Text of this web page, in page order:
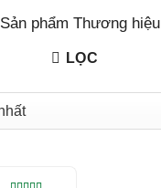
Sản phẩm Thương hiệu
LỌC